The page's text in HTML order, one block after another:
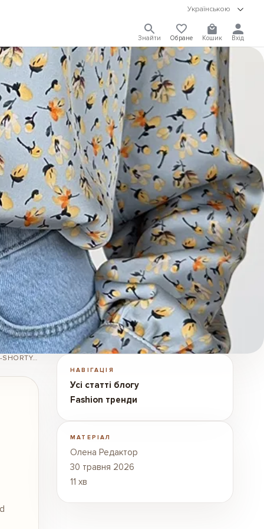
Українською
Знайти Обране Кошик Вхід
/BLOG/FASHION-TRENDS/CHEM-ZAMENIT-DZHINSOVYE-SHORTY-STILNYE-ALTERNATIVY-DLIA-LETA/
НАВІГАЦІЯ
Усі статті блогу
Fashion тренди
МАТЕРІАЛ
Олена Редактор
30 травня 2026
11 хв